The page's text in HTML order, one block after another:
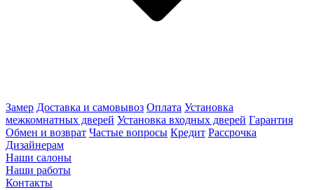
Замер Доставка и самовывоз Оплата Установка
межкомнатных дверей Установка входных дверей Гарантия
Обмен и возврат Частые вопросы Кредит Рассрочка
Дизайнерам
Наши салоны
Наши работы
Контакты